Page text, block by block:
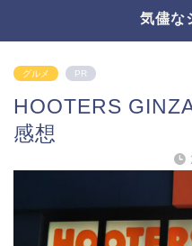
気儘な
グルメ PR
HOOTERS
感想